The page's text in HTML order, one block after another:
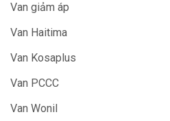
Van giảm áp
Van Haitima
Van Kosaplus
Van PCCC
Van Wonil